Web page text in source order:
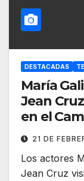
DESTACADAS
María
Jean
en el
21 DE
Los actores
Jean Cruz